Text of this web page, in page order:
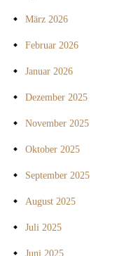
März 2026
Februar 2026
Januar 2026
Dezember 2025
November 2025
Oktober 2025
September 2025
August 2025
Juli 2025
Juni 2025